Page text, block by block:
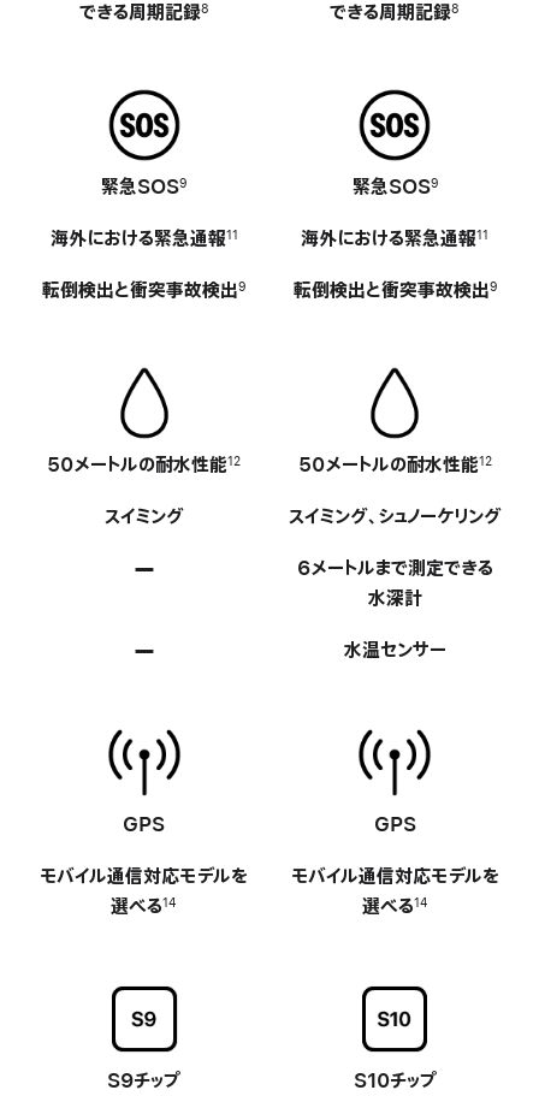
できる周期記録8
できる周期記録8
- -
緊急SOS9 緊急SOS9
海外における緊急通報11 海外における緊急通報11
転倒検出と衝突事故検出9 転倒検出と衝突事故検出9
- -
50メートルの耐 水 性 能12 50メートルの耐 水 性 能12
スイミング スイミング、 シュノーケリング
—該
し
6メートルまで測定できる
水 深 計
—該
し
水温センサー
- -
GPS GPS
モバイル通信対応モデルを
選べる14
モバイル通信対応モデルを
選べる14
- -
S9チップ S10チップ